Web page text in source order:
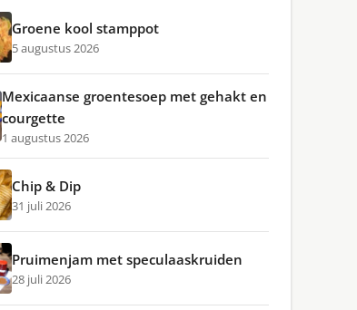
Groene kool stamppot
5 augustus 2026
Mexicaanse groentesoep met gehakt en
courgette
1 augustus 2026
Chip & Dip
31 juli 2026
Pruimenjam met speculaaskruiden
28 juli 2026